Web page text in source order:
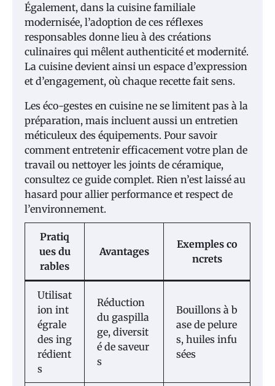
Également, dans la cuisine familiale
modernisée, l’adoption de ces réflexes
responsables donne lieu à des créations
culinaires qui mêlent authenticité et modernité.
La cuisine devient ainsi un espace d’expression
et d’engagement, où chaque recette fait sens.
Les éco-gestes en cuisine ne se limitent pas à la
préparation, mais incluent aussi un entretien
méticuleux des équipements. Pour savoir
comment entretenir efficacement votre plan de
travail ou nettoyer les joints de céramique,
consultez ce guide complet. Rien n’est laissé au
hasard pour allier performance et respect de
l’environnement.
Pratiq
ues du
rables
Avantages
Exemples co
ncrets
Utilisat
ion int
égrale
des ing
rédient
s
Réduction
du gaspilla
ge, diversit
é de saveur
s
Bouillons à b
ase de pelure
s, huiles infu
sées